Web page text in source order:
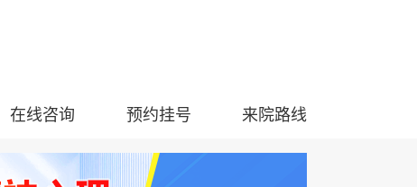
在线咨询 预约挂号 来院路线